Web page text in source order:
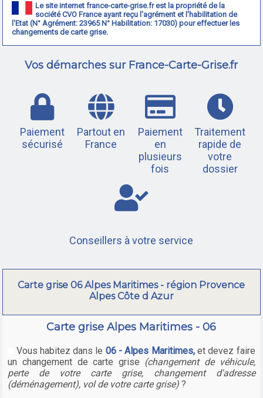
Le site internet france-carte-grise.fr est la propriété de la
société CVO France ayant reçu l'agrément et l'habilitation de
l'Etat (N° Agrément: 23965 N° Habilitation: 17030) pour effectuer les
changements de carte grise.
Vos démarches sur France-Carte-Grise.fr
Paiement
sécurisé
Partout en
France
Paiement
en
plusieurs
fois
Traitement
rapide de
votre
dossier
Conseillers à votre service
Carte grise 06 Alpes Maritimes - région Provence
Alpes Côte d Azur
Carte grise Alpes Maritimes - 06
Vous habitez dans le 06 - Alpes Maritimes,et devez faire
un changement de carte grise (changement de véhicule,
perte de votre carte grise, changement d'adresse
(déménagement), vol de votre carte grise) ?